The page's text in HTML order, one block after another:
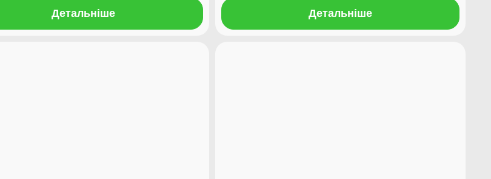
Детальніше Детальніше